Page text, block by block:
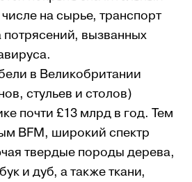
на сырье, транспорт
потрясений, вызванных
в Великобритании
стульев и столов)
почти £13 млрд в год. Тем
BFM, широкий спектр
твердые породы дерева,
и дуб, а также ткани,